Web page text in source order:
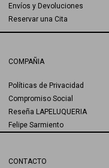
Envíos y Devoluciones
Reservar una Cita
COMPAÑIA
Políticas de Privacidad
Compromiso Social
Reseña LAPELUQUERIA
Felipe Sarmiento
CONTACTO